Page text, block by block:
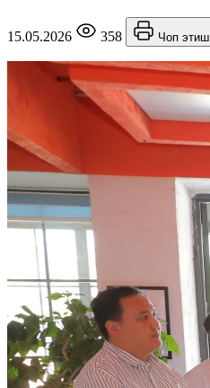
15.05.2026 358 Чоп этиш